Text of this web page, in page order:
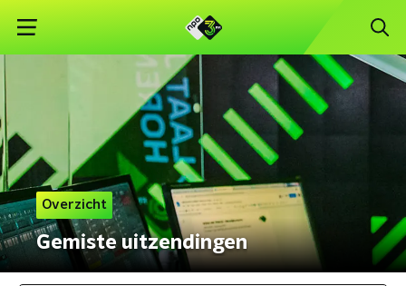
Overzicht
Gemiste uitzendingen